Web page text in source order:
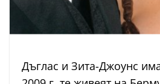
Дъглас и Зита-Джоунс